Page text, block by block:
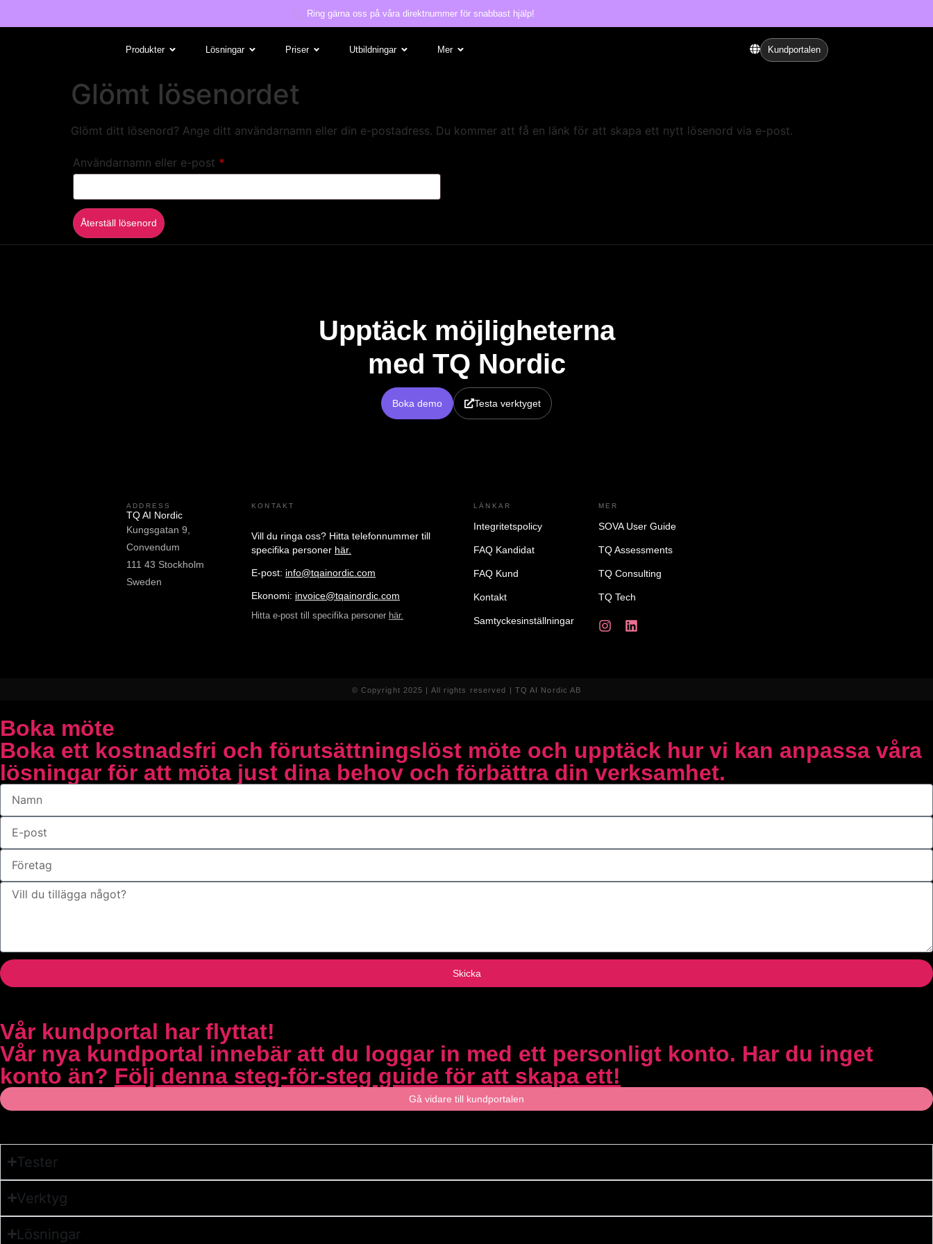
Ring gärna oss på våra direktnummer för snabbast hjälp!
Produkter Lösningar Priser Utbildningar Mer Kundportalen
Glömt lösenordet
Glömt ditt lösenord? Ange ditt användarnamn eller din e-postadress. Du kommer att få en länk för att skapa ett nytt lösenord via e-post.
Användarnamn eller e-post *
Återställ lösenord
Upptäck möjligheterna
med TQ Nordic
Boka demo Testa verktyget
ADDRESS
TQ AI Nordic
Kungsgatan 9,
Convendum
111 43 Stockholm
Sweden
KONTAKT
Vill du ringa oss? Hitta telefonnummer till
specifika personer här.
E-post: info@tqainordic.com
Ekonomi: invoice@tqainordic.com
Hitta e-post till specifika personer här.
LÄNKAR
Integritetspolicy
FAQ Kandidat
FAQ Kund
Kontakt
Samtyckesinställningar
MER
SOVA User Guide
TQ Assessments
TQ Consulting
TQ Tech
© Copyright 2025 | All rights reserved | TQ AI Nordic AB
Boka möte
Boka ett kostnadsfri och förutsättningslöst möte och upptäck hur vi kan anpassa våra
lösningar för att möta just dina behov och förbättra din verksamhet.
Skicka
Vår kundportal har flyttat!
Vår nya kundportal innebär att du loggar in med ett personligt konto. Har du inget
konto än? Följ denna steg-för-steg guide för att skapa ett!
Gå vidare till kundportalen
Tester
Verktyg
Lösningar